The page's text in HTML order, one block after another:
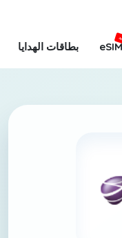
بطاقات الهدايا